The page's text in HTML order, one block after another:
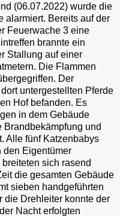
(06.07.2022) wurde die
alarmiert. Bereits auf der
Feuerwache 3 eine
brannte ein
Stallung auf einer
Die Flammen
Der
untergestellten Pferde
Hof befanden. Es
in dem Gebäude
Brandbekämpfung und
Alle fünf Katzenbabys
den Eigentümer
sich rasend
die gesamten Gebäude
sieben handgeführten
die Drehleiter konnte der
Nacht erfolgten